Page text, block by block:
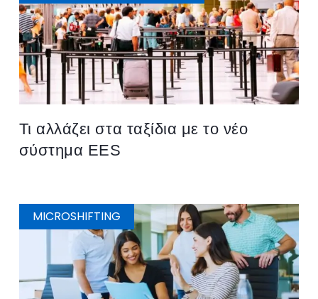
Τι αλλάζει στα ταξίδια με το νέο
σύστημα EES
MICROSHIFTING